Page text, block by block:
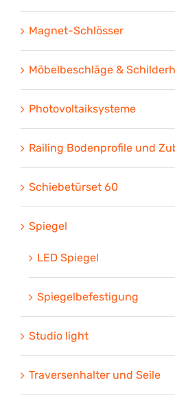
Magnet-Schlösser
Möbelbeschläge &
Photovoltaiksysteme
Railing Bodenprofile und
Schiebetürset 60
Spiegel
LED Spiegel
Spiegelbefestigung
Studio light
Traversenhalter und Seile